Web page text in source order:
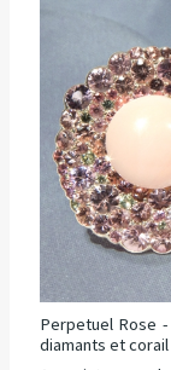
Perpetuel Rose
diamants et corail